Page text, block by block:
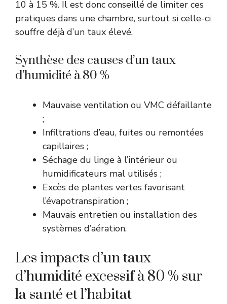
10 à 15 %. Il est donc conseillé de limiter ces
pratiques dans une chambre, surtout si celle-ci
souffre déjà d’un taux élevé.
Synthèse des causes d’un taux
d’humidité à 80 %
Mauvaise ventilation ou VMC défaillante
;
Infiltrations d’eau, fuites ou remontées
capillaires ;
Séchage du linge à l’intérieur ou
humidificateurs mal utilisés ;
Excès de plantes vertes favorisant
l’évapotranspiration ;
Mauvais entretien ou installation des
systèmes d’aération.
Les impacts d’un taux
d’humidité excessif à 80 % sur
la santé et l’habitat